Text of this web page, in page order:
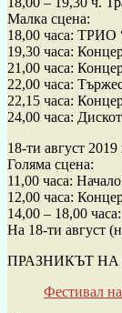
Малка сцена:
18,00 часа:
19,30 часа:
21,00 часа:
22,00 часа:
22,15 часа:
24,00 часа:
18-ти август
Голяма сцена:
11,00 часа:
12,00 часа:
14,00 – 18,00
На 18-ти август
ПРАЗНИКЪТ НА
Фестивал